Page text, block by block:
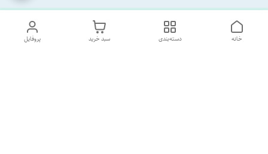
پروفایل سبد خرید دسته‌بندی خانه